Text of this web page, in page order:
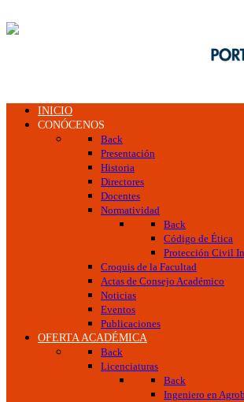
INICIO
CONÓCENOS
Back
Presentación
Historia
Directores
Docentes
Normatividad
Back
Código de Ética
Protección Civil
Croquis de la Facultad
Actas de Consejo Académico
Noticias
Eventos
Publicaciones
OFERTA ACADÉMICA
Back
Licenciaturas
Back
Ingeniero en